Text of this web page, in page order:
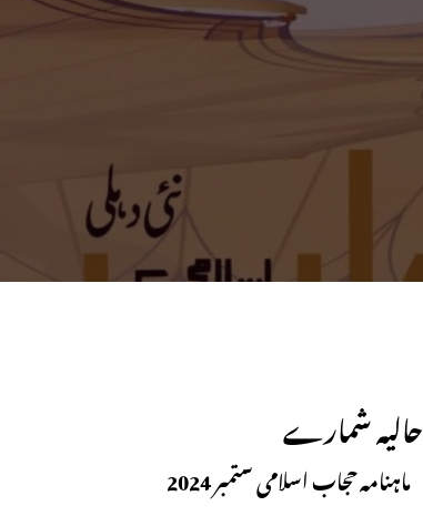
حالیہ شمارے
ماہنامہ حجاب اسلامی ستمبر 2024